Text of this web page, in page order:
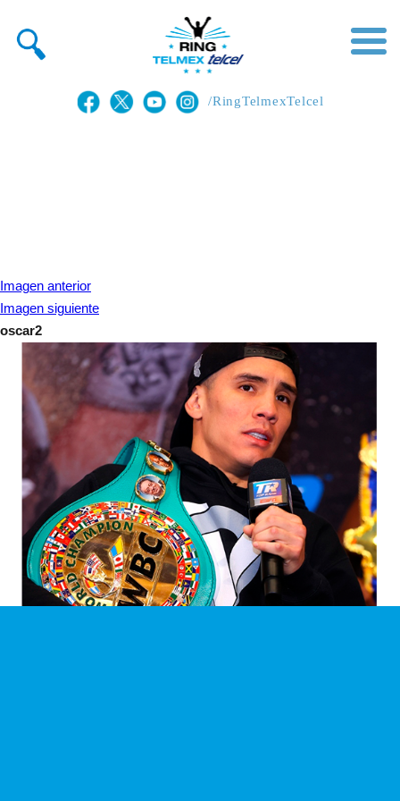
/RingTelmexTelcel
Imagen anterior
Imagen siguiente
oscar2